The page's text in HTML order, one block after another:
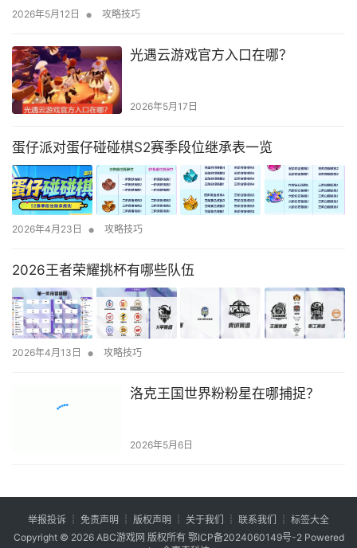
2026年5月12日 • 攻略技巧
光遇云游戏官方入口在哪？
2026年5月17日
蛋仔派对蛋仔碰碰棋S2赛季段位继承表一览
2026年4月23日 • 攻略技巧
2026王者荣耀挑杯有哪些队伍
2026年4月13日 • 攻略技巧
洛克王国世界粉粉星在哪捕捉？
2026年5月6日
举报投诉 ┊ 免责声明 ┊ 版权声明 ┊ 关于我们 ┊ 联系我们 ┊ 标签大全
Copyright © 2026 ABC游戏网 版权所有 鄂ICP备2024060149号-2Powered